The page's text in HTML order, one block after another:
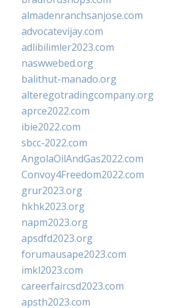
almadenranchsanjose.com
advocatevijay.com
adlibilimler2023.com
naswwebed.org
balithut-manado.org
alteregotradingcompany.org
aprce2022.com
ibie2022.com
sbcc-2022.com
AngolaOilAndGas2022.com
Convoy4Freedom2022.com
grur2023.org
hkhk2023.org
napm2023.org
apsdfd2023.org
forumausape2023.com
imkl2023.com
careerfaircsd2023.com
apsth2023.com